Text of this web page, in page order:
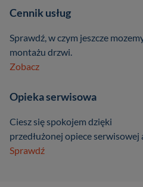
Cennik usług
Sprawdź, w czym jeszcze
montażu drzwi.
Zobacz
Opieka serwisowa
Ciesz się spokojem dzięki
przedłużonej opiece serwisowej
Sprawdź